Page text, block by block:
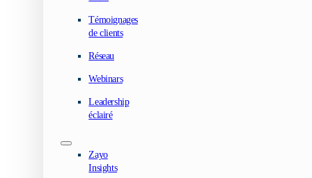
Témoignages
de clients
Réseau
Webinars
Leadership
éclairé
Zayo
Insights